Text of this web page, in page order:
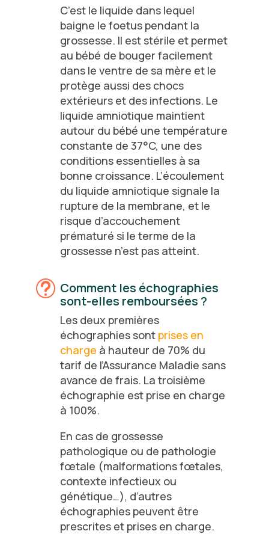
C’est le liquide dans lequel
baigne le foetus pendant la
grossesse. Il est stérile et permet
au bébé de bouger facilement
dans le ventre de sa mère et le
protège aussi des chocs
extérieurs et des infections. Le
liquide amniotique maintient
autour du bébé une température
constante de 37°C, une des
conditions essentielles à sa
bonne croissance. L’écoulement
du liquide amniotique signale la
rupture de la membrane, et le
risque d’accouchement
prématuré si le terme de la
grossesse n’est pas atteint.
t Comment les échographies
sont-elles remboursées ?
Les deux premières
échographies sont prises en
charge à hauteur de 70% du
tarif de l’Assurance Maladie sans
avance de frais. La troisième
échographie est prise en charge
à 100%.
En cas de grossesse
pathologique ou de pathologie
fœtale (malformations fœtales,
contexte infectieux ou
génétique…), d’autres
échographies peuvent être
prescrites et prises en charge.